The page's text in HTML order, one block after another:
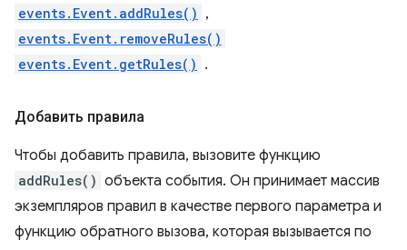
events.Event.addRules() ,
events.Event.removeRules()
events.Event.getRules() .
Добавить правила
Чтобы добавить правила, вызовите функцию
addRules() объекта события. Он принимает массив
экземпляров правил в качестве первого параметра и
функцию обратного вызова, которая вызывается по